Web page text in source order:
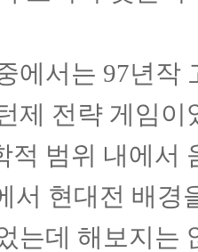
에서는 97년작
제 전략 게임
적 범위 내에서
서 현대전 배경
는데 해보지는